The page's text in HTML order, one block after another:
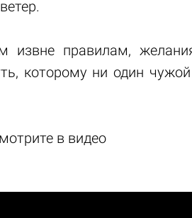
извне правилам,
которому ни один чужой
в видео